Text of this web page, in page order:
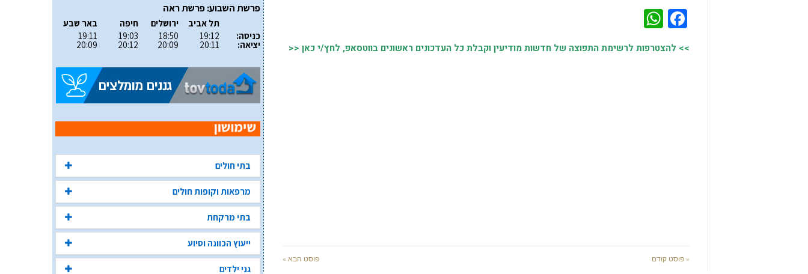
Facebook
>> להצטרפות לרשימת התפוצה של חדשות מודיעין וקבלת כל העדכונים ראשונים בווטסאפ, לחץ/י כאן <<
« פוסט קודם פוסט הבא »
פרשת השבוע: פרשת ראה
כניסה:
יציאה:
תל אביב
19:12
20:11
ירושלים
18:50
20:09
חיפה
19:03
20:12
באר שבע
19:11
20:09
בתי חולים
מרפאות וקופות חולים
בתי מרקחת
ייעוץ הכוונה וסיוע
גני ילדים